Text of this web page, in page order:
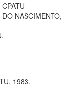
NASCIMENTO,
1983.